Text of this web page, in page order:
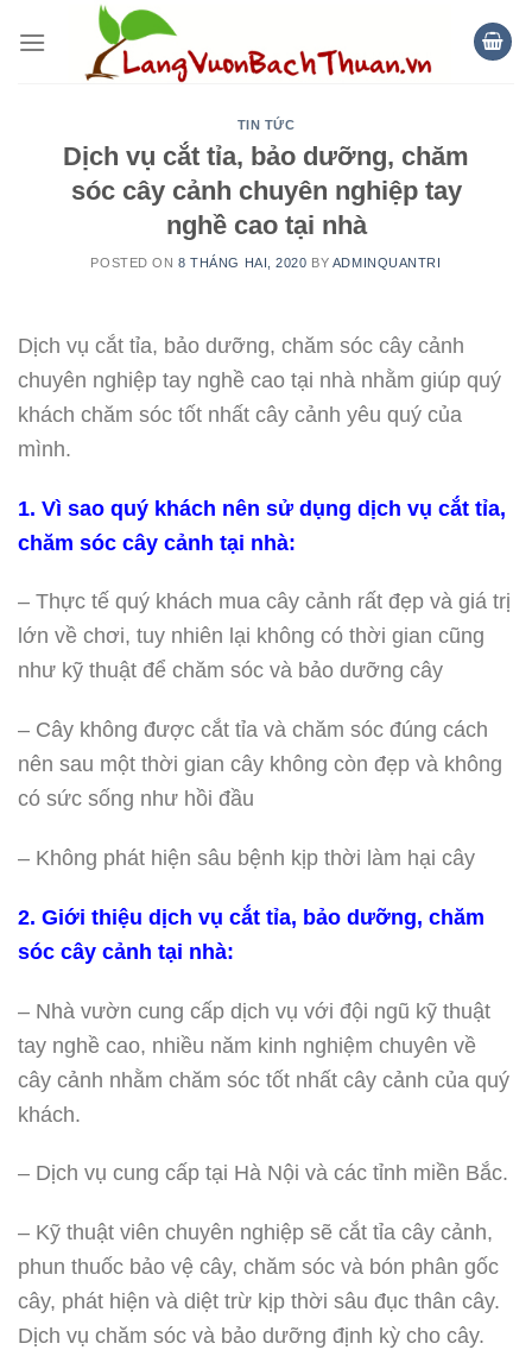
TIN TỨC
Dịch vụ cắt tỉa, bảo dưỡng, chăm
sóc cây cảnh chuyên nghiệp tay
nghề cao tại nhà
POSTED ON8 THÁNG HAI, 2020 BY ADMINQUANTRI
Dịch vụ cắt tỉa, bảo dưỡng, chăm sóc cây cảnh
chuyên nghiệp tay nghề cao tại nhà nhằm giúp quý
khách chăm sóc tốt nhất cây cảnh yêu quý của
mình.
1. Vì sao quý khách nên sử dụng dịch vụ cắt tỉa,
chăm sóc cây cảnh tại nhà:
– Thực tế quý khách mua cây cảnh rất đẹp và giá trị
lớn về chơi, tuy nhiên lại không có thời gian cũng
như kỹ thuật để chăm sóc và bảo dưỡng cây
– Cây không được cắt tỉa và chăm sóc đúng cách
nên sau một thời gian cây không còn đẹp và không
có sức sống như hồi đầu
– Không phát hiện sâu bệnh kịp thời làm hại cây
2. Giới thiệu dịch vụ cắt tỉa, bảo dưỡng, chăm
sóc cây cảnh tại nhà:
– Nhà vườn cung cấp dịch vụ với đội ngũ kỹ thuật
tay nghề cao, nhiều năm kinh nghiệm chuyên về
cây cảnh nhằm chăm sóc tốt nhất cây cảnh của quý
khách.
– Dịch vụ cung cấp tại Hà Nội và các tỉnh miền Bắc.
– Kỹ thuật viên chuyên nghiệp sẽ cắt tỉa cây cảnh,
phun thuốc bảo vệ cây, chăm sóc và bón phân gốc
cây, phát hiện và diệt trừ kịp thời sâu đục thân cây.
Dịch vụ chăm sóc và bảo dưỡng định kỳ cho cây.